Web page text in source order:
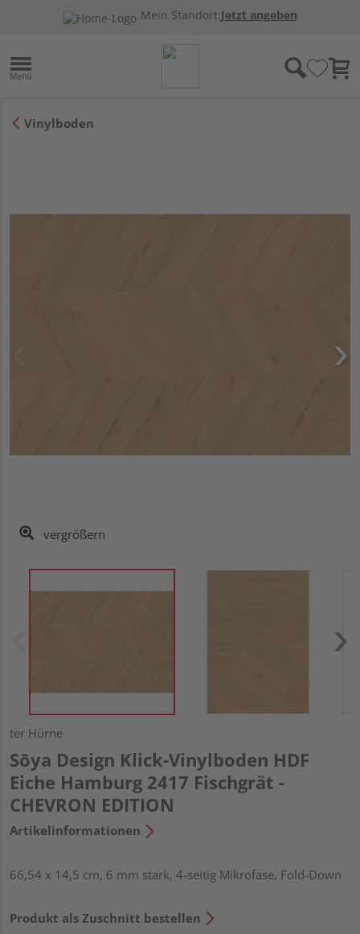
Mein Standort:Jetzt angeben
Vinylboden
vergrößern
ter Hürne
Sōya Design Klick-Vinylboden HDF
Eiche Hamburg 2417 Fischgrät -
CHEVRON EDITION
Artikelinformationen
66,54 x 14,5 cm, 6 mm stark, 4-seitig Mikrofase, Fold-Down
Produkt als Zuschnitt bestellen